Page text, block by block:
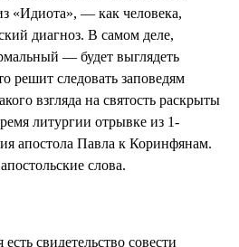
«Идиота», — как человека,
диагноз. В самом деле,
— будет выглядеть
решит следовать заповедям
взгляда на святость раскрыты
литургии отрывке из 1-
апостола Павла к Коринфянам.
слова.
свидетельство совести